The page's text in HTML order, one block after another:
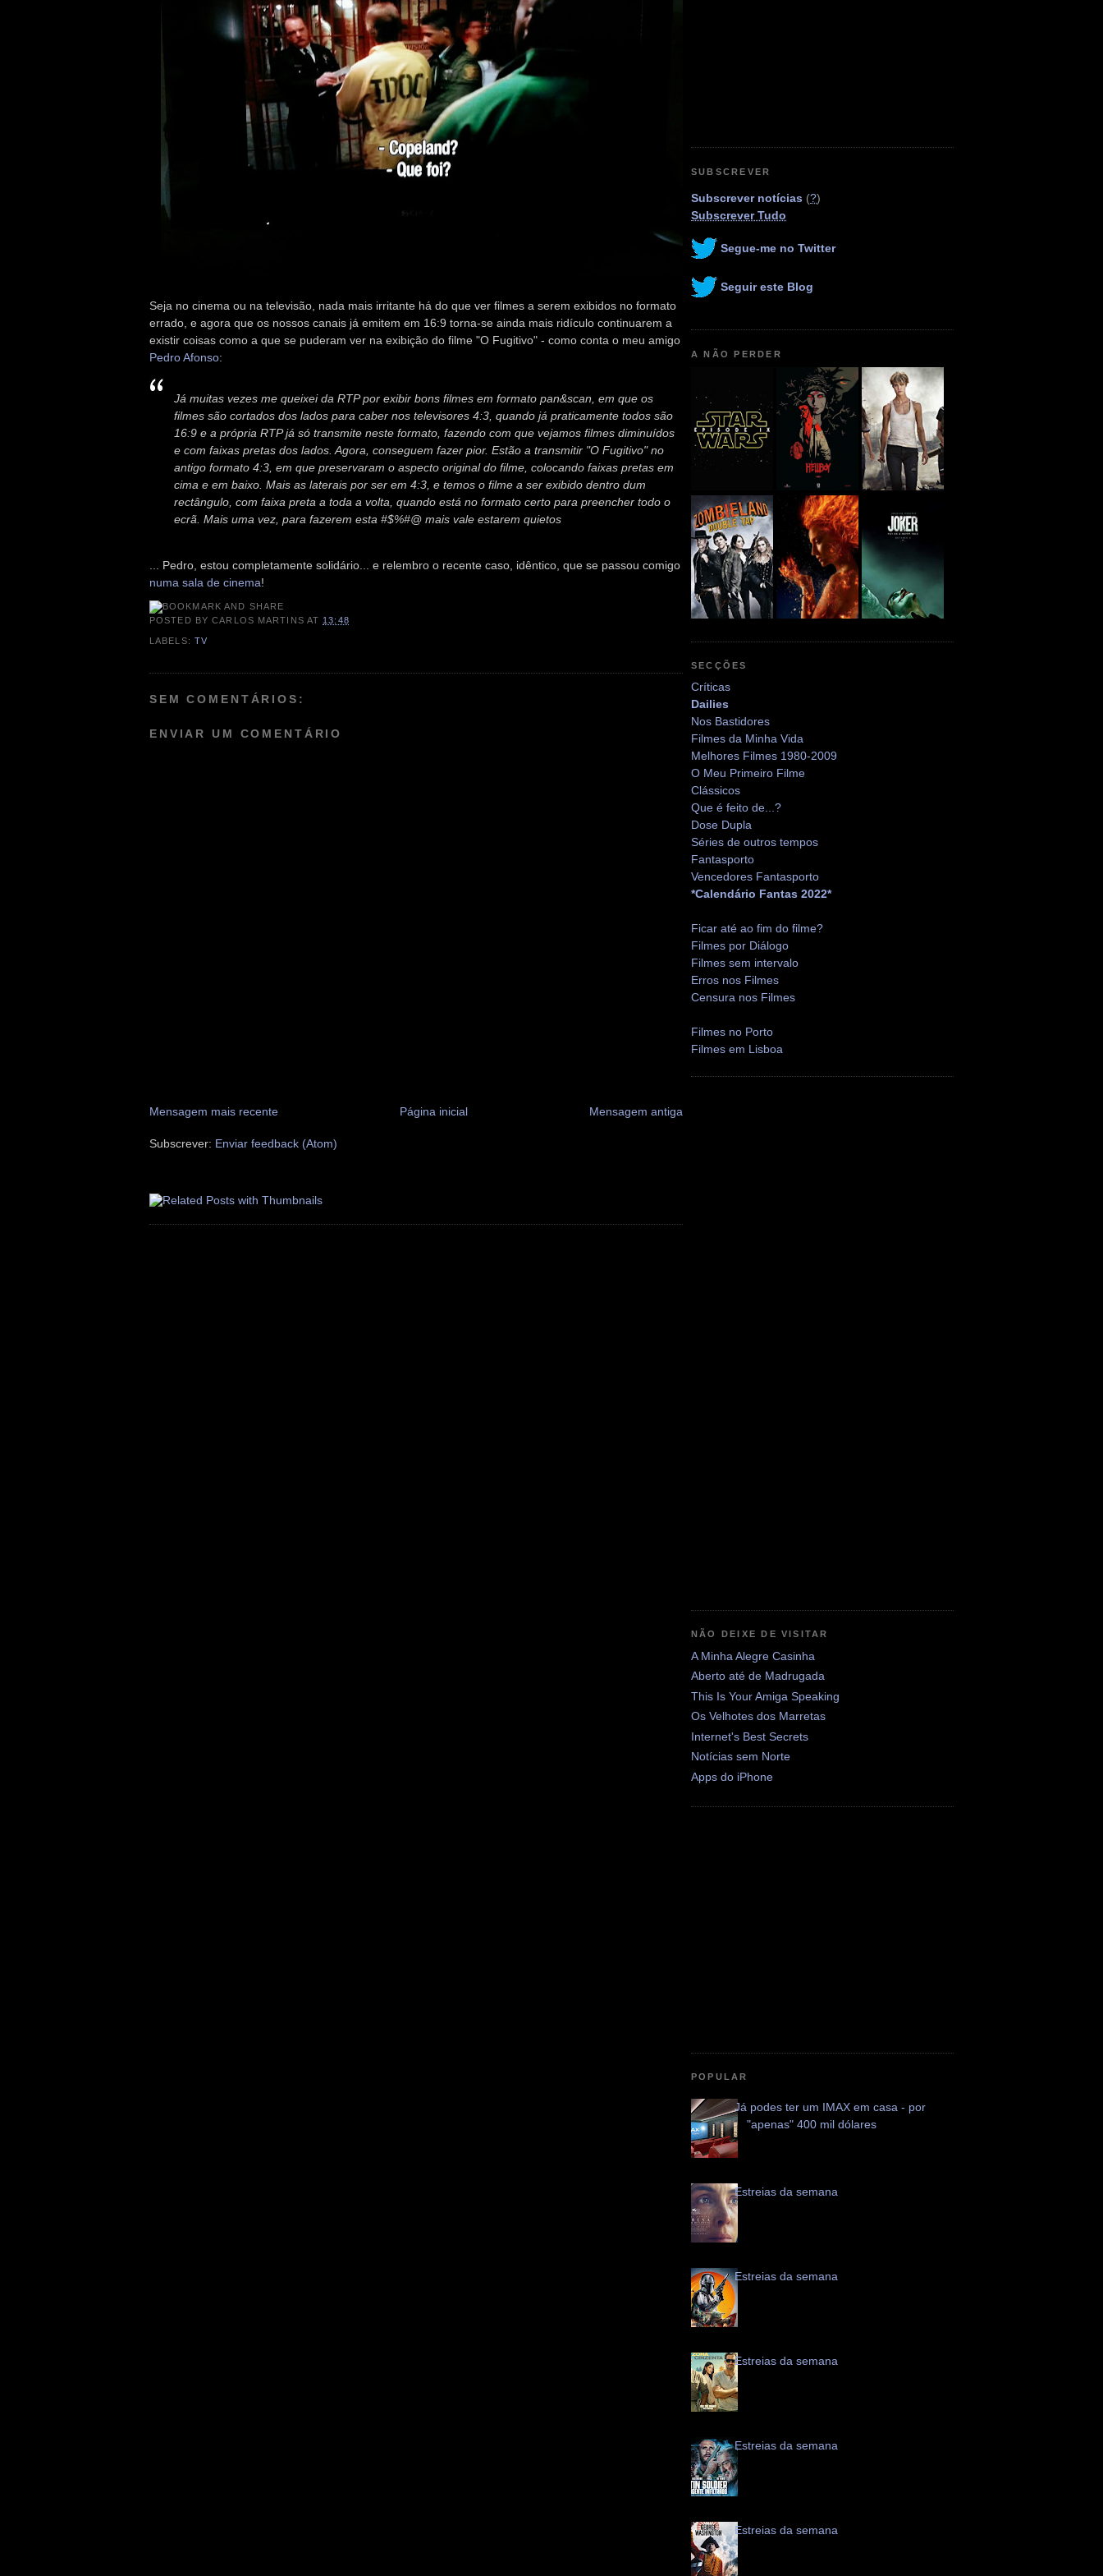
Seja no cinema ou na televisão, nada mais irritante há do que ver filmes a serem exibidos no formato
errado, e agora que os nossos canais já emitem em 16:9 torna-se ainda mais ridículo continuarem a
existir coisas como a que se puderam ver na exibição do filme "O Fugitivo" - como conta o meu amigo
Pedro Afonso:
Já muitas vezes me queixei da RTP por exibir bons filmes em formato pan&scan, em que os
filmes são cortados dos lados para caber nos televisores 4:3, quando já praticamente todos são
16:9 e a própria RTP já só transmite neste formato, fazendo com que vejamos filmes diminuídos
e com faixas pretas dos lados. Agora, conseguem fazer pior. Estão a transmitir "O Fugitivo" no
antigo formato 4:3, em que preservaram o aspecto original do filme, colocando faixas pretas em
cima e em baixo. Mais as laterais por ser em 4:3, e temos o filme a ser exibido dentro dum
rectângulo, com faixa preta a toda a volta, quando está no formato certo para preencher todo o
ecrã. Mais uma vez, para fazerem esta #$%#@ mais vale estarem quietos
... Pedro, estou completamente solidário... e relembro o recente caso, idêntico, que se passou comigo
numa sala de cinema!
POSTED BYCARLOS MARTINS AT 13:48
LABELS: TV
SEM COMENTÁRIOS:
ENVIAR UM COMENTÁRIO
Mensagem mais recente Mensagem antiga
Página inicial
Subscrever: Enviar feedback (Atom)
SUBSCREVER
Subscrever notícias (?)
Subscrever Tudo
Segue-me no Twitter
Seguir este Blog
A NÃO PERDER
SECÇÕES
Críticas
Dailies
Nos Bastidores
Filmes da Minha Vida
Melhores Filmes 1980-2009
O Meu Primeiro Filme
Clássicos
Que é feito de...?
Dose Dupla
Séries de outros tempos
Fantasporto
Vencedores Fantasporto
*Calendário Fantas 2022*
Ficar até ao fim do filme?
Filmes por Diálogo
Filmes sem intervalo
Erros nos Filmes
Censura nos Filmes
Filmes no Porto
Filmes em Lisboa
NÃO DEIXE DE VISITAR
A Minha Alegre Casinha
Aberto até de Madrugada
This Is Your Amiga Speaking
Os Velhotes dos Marretas
Internet's Best Secrets
Notícias sem Norte
Apps do iPhone
POPULAR
Já podes ter um IMAX em casa - por
"apenas" 400 mil dólares
Estreias da semana
Estreias da semana
Estreias da semana
Estreias da semana
Estreias da semana